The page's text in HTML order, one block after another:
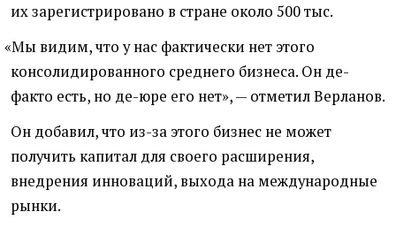
их зарегистрировано в стране около 500 тыс.
«Мы видим, что у нас фактически нет этого
консолидированного среднего бизнеса. Он де-
факто есть, но де-юре его нет», — отметил Верланов.
Он добавил, что из-за этого бизнес не может
получить капитал для своего расширения,
внедрения инноваций, выхода на международные
рынки.